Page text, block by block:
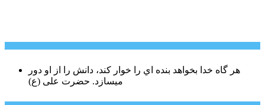
هر گاه خدا بخواهد بنده اي را خوار كند، دانش را از او دور
میسازد. حضرت علی (ع)